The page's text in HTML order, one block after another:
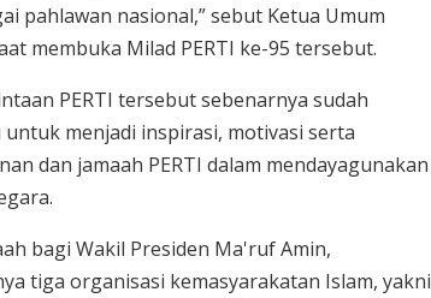
pahlawan nasional,” sebut Ketua Umum
membuka Milad PERTI ke-95 tersebut.
PERTI tersebut sebenarnya sudah
menjadi inspirasi, motivasi serta
dan jamaah PERTI dalam mendayagunakan
bagi Wakil Presiden Ma'ruf Amin,
tiga organisasi kemasyarakatan Islam, yakni